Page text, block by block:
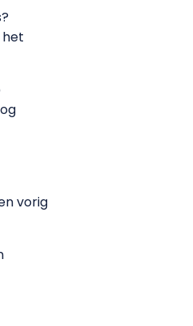
het
vorig